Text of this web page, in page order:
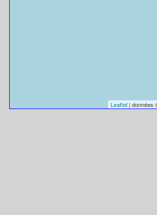
Leaflet | données